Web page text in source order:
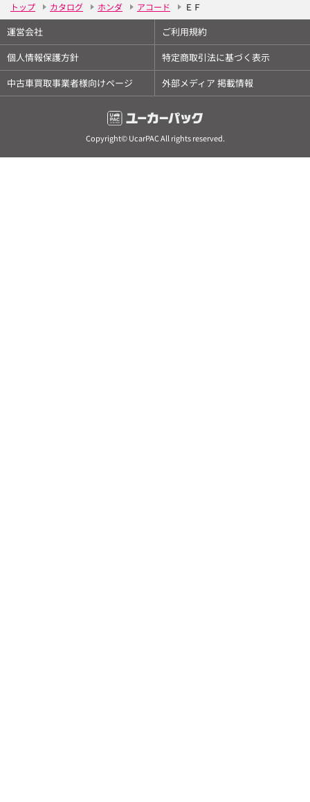
トップ カタログ ホンダ アコード ＥＦ
運営会社
ご利用規約
個人情報保護方針
特定商取引法に基づく表示
中古車買取事業者様向けページ
外部メディア 掲載情報
Copyright© UcarPAC All rights reserved.